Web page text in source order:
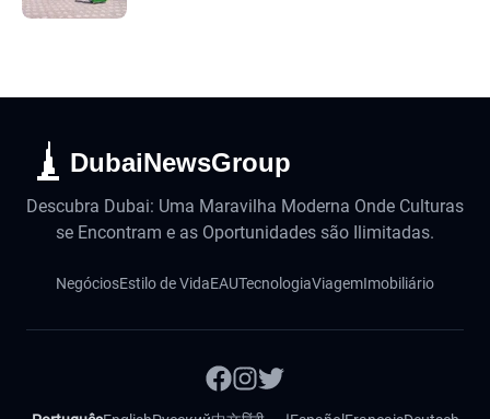
DubaiNewsGroup
Descubra Dubai: Uma Maravilha Moderna Onde Culturas
se Encontram e as Oportunidades são Ilimitadas.
NegóciosEstilo de VidaEAUTecnologiaViagemImobiliário